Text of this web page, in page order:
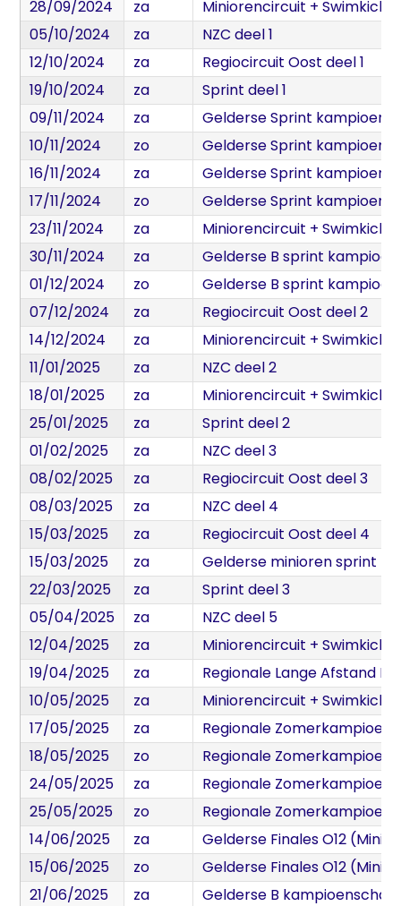
28/09/2024
za
Miniorencircuit + Swimkick
05/10/2024
za
NZC deel 1
12/10/2024
za
Regiocircuit Oost deel 1
19/10/2024
za
Sprint deel 1
09/11/2024
za
Gelderse Sprint
10/11/2024
zo
Gelderse Sprint
16/11/2024
za
Gelderse Sprint
17/11/2024
zo
Gelderse Sprint
23/11/2024
za
Miniorencircuit + Swimkick
30/11/2024
za
Gelderse B sprint
01/12/2024
zo
Gelderse B sprint
07/12/2024
za
Regiocircuit Oost deel 2
14/12/2024
za
Miniorencircuit + Swimkick
11/01/2025
za
NZC deel 2
18/01/2025
za
Miniorencircuit + Swimkick
25/01/2025
za
Sprint deel 2
01/02/2025
za
NZC deel 3
08/02/2025
za
Regiocircuit Oost deel 3
08/03/2025
za
NZC deel 4
15/03/2025
za
Regiocircuit Oost deel 4
15/03/2025
za
Gelderse minioren sprint
22/03/2025
za
Sprint deel 3
05/04/2025
za
NZC deel 5
12/04/2025
za
Miniorencircuit + Swimkick
19/04/2025
za
Regionale Lange Afstand
10/05/2025
za
Miniorencircuit + Swimkick
17/05/2025
za
Regionale
18/05/2025
zo
Regionale
24/05/2025
za
Regionale
25/05/2025
zo
Regionale
14/06/2025
za
Gelderse Finales O12
15/06/2025
zo
Gelderse Finales O12
21/06/2025
za
Gelderse B